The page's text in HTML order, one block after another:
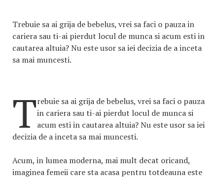
Trebuie sa ai grija de bebelus, vrei sa faci o pauza in
cariera sau ti-ai pierdut locul de munca si acum esti in
cautarea altuia? Nu este usor sa iei decizia de a inceta
sa mai muncesti.
Trebuie sa ai grija de bebelus, vrei sa faci o pauza
in cariera sau ti-ai pierdut locul de munca si
acum esti in cautarea altuia? Nu este usor sa iei
decizia de a inceta sa mai muncesti.
Acum, in lumea moderna, mai mult decat oricand,
imaginea femeii care sta acasa pentru totdeauna este